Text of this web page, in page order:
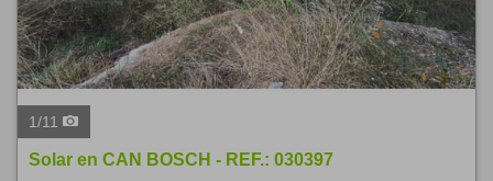
1/11
Solar en CAN BOSCH - REF.: 030397